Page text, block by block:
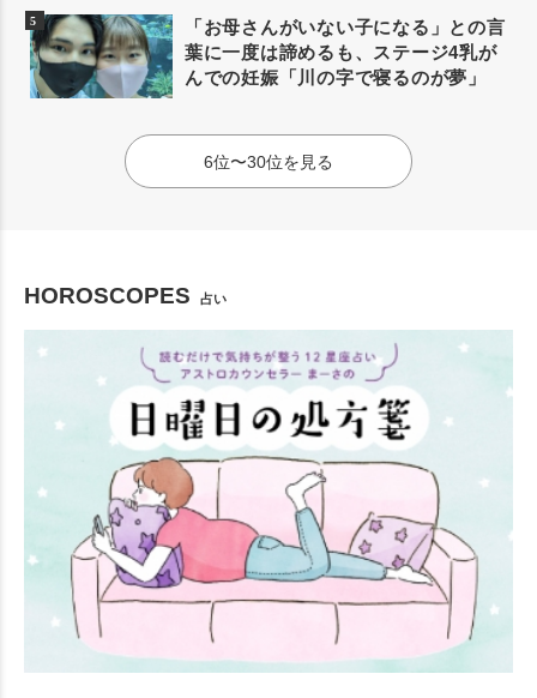
「お母さんがいない子になる」との言
葉に一度は諦めるも、ステージ4乳が
んでの妊娠「川の字で寝るのが夢」
6位〜30位を見る
HOROSCOPES 占い